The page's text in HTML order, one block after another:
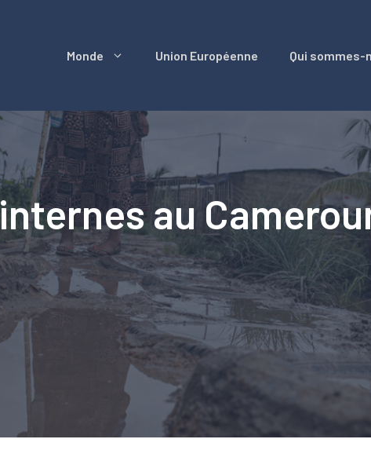
Monde Union Européenne Qui sommes-
au